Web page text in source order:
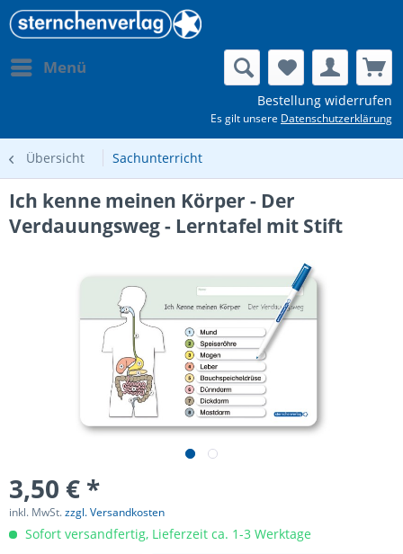
Menü
Bestellung widerrufen
Es gilt unsere Datenschutzerklärung
Übersicht Sachunterricht
Ich kenne meinen Körper - Der
Verdauungsweg - Lerntafel mit Stift
3,50 € *
inkl. MwSt.zzgl. Versandkosten
Sofort versandfertig, Lieferzeit ca. 1-3 Werktage